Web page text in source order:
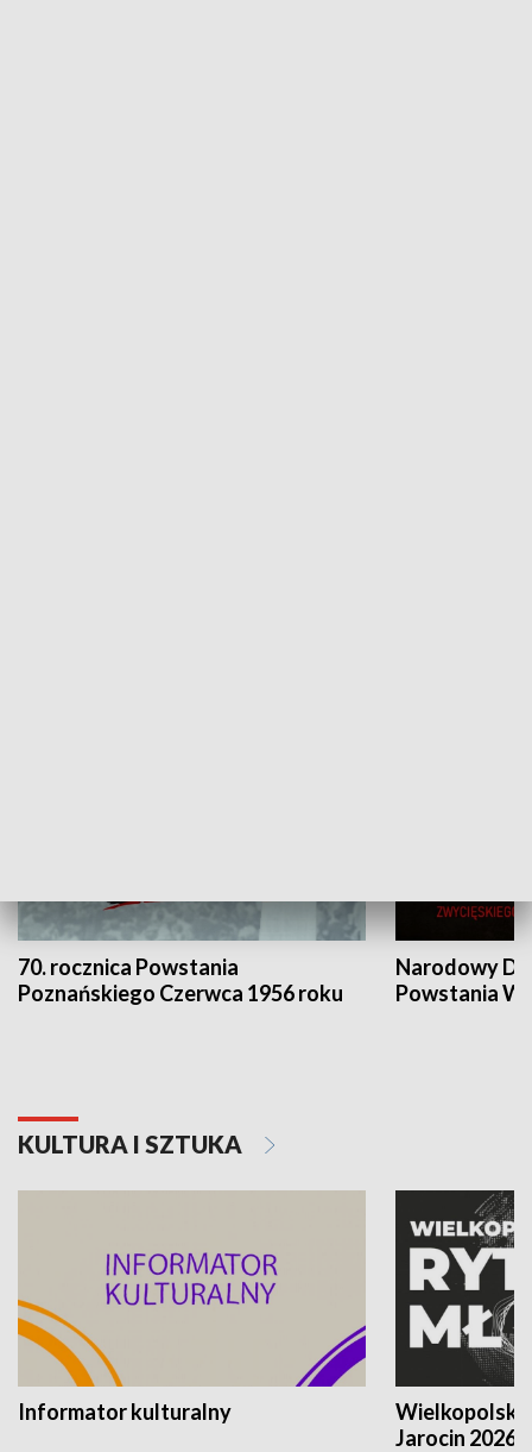
70. rocznica Powstania
Poznańskiego Czerwca 1956 roku
Narodowy
Powstania
KULTURA I SZTUKA
Informator kulturalny
Jarocin 2026